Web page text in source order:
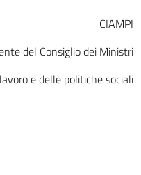
CIAMPI
del Consiglio dei Ministri
e delle politiche sociali